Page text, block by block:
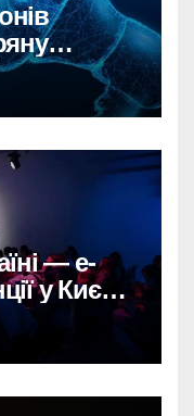
тривога в
— e-
у Києві,